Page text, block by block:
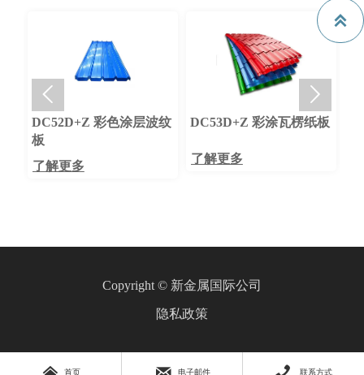
DC52D+Z 彩色涂层波纹
了解更多
DC53D+Z 彩涂瓦楞纸板
了解更多
 
Copyright © 新金属国际公司
隐私政策
首页 电子邮件 联系方式
